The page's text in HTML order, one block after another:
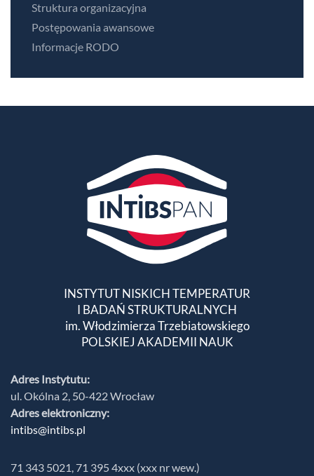
Struktura organizacyjna
Postępowania awansowe
Informacje RODO
INSTYTUT NISKICH TEMPERATUR
I BADAŃ STRUKTURALNYCH
im. Włodzimierza Trzebiatowskiego
POLSKIEJ AKADEMII NAUK
Adres Instytutu:
ul. Okólna 2, 50-422 Wrocław
Adres elektroniczny:
intibs@intibs.pl
71 343 5021, 71 395 4xxx (xxx nr wew.)